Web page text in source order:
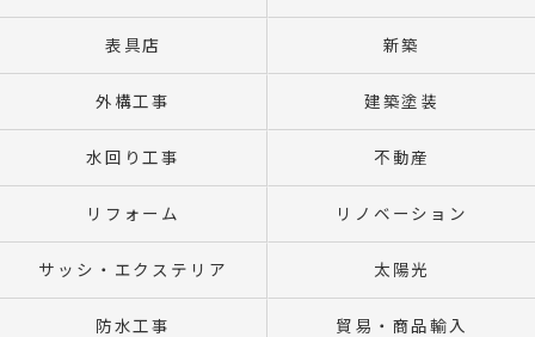
表具店 新築
外構工事 建築塗装
水回り工事 不動産
リフォーム リノベーション
サッシ・エクステリア 太陽光
防水工事 貿易・商品輸入